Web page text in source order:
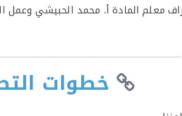
معلم المادة أ. محمد الحبيشي وعمل
خطوات